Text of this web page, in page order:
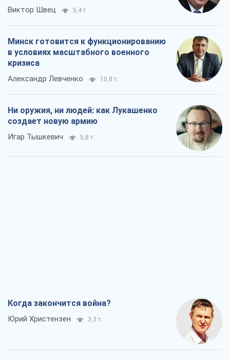
Виктор Швец 5,4 т.
Минск готовится к функционированию
в условиях масштабного военного
кризиса
Александр Левченко 10,8 т.
Ни оружия, ни людей: как Лукашенко
создает новую армию
Игар Тышкевич 5,8 т.
Когда закончится война?
Юрий Христензен 3,3 т.